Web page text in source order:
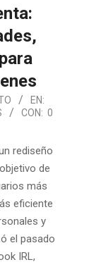
EN:
CON: 0
rediseño
de
más
eficiente
y
el pasado
IRL,